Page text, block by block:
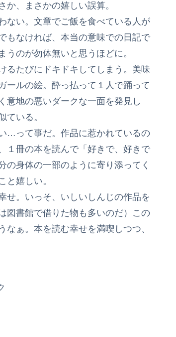
、まさかの嬉しい誤算。
ない。文章でご飯を食べている人が
もなければ、本当の意味での日記で
のが勿体無いと思うほどに。
るたびにドキドキしてしまう。美味
ールの絵。酔っ払って１人で踊って
意地の悪いダークな一面を発見し
ている。
…って事だ。作品に惹かれているの
１冊の本を読んで「好きで、好きで
の身体の一部のように寄り添ってく
と嬉しい。
せ。いっそ、いしいしんじの作品を
図書館で借りた物も多いのだ）この
ぁ。本を読む幸せを満喫しつつ、